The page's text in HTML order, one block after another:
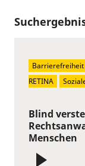
Blind
Menschen
Barrierefreiheit
RETINA